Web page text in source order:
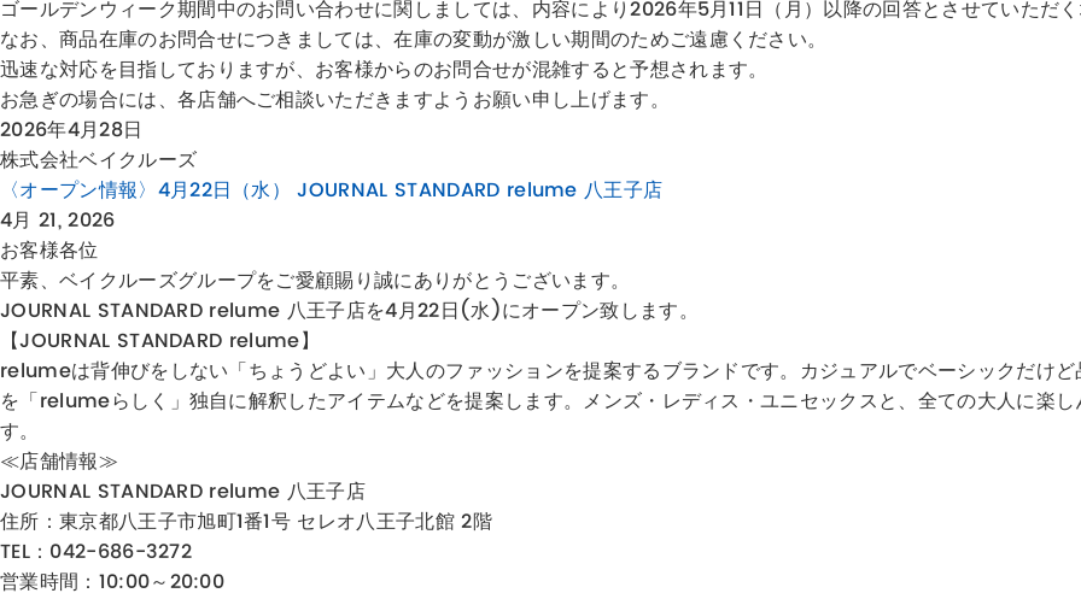
ゴールデンウィーク期間中のお問い合わせに関しましては、内容により2026年5月11日（月）以降の回答とさせていただく
なお、商品在庫のお問合せにつきましては、在庫の変動が激しい期間のためご遠慮ください。
迅速な対応を目指しておりますが、お客様からのお問合せが混雑すると予想されます。
お急ぎの場合には、各店舗へご相談いただきますようお願い申し上げます。
2026年4月28日
株式会社ベイクルーズ
〈オープン情報〉4月22日（水） JOURNAL STANDARD relume 八王子店
4月 21, 2026
お客様各位
平素、ベイクルーズグループをご愛顧賜り誠にありがとうございます。
JOURNAL STANDARD relume 八王子店を4月22日(水)にオープン致します。
【JOURNAL STANDARD relume】
relumeは背伸びをしない「ちょうどよい」大人のファッションを提案するブランドです。カジュアルでベーシックだけ
を「relumeらしく」独自に解釈したアイテムなどを提案します。メンズ・レディス・ユニセックスと、全ての大人に楽
す。
≪店舗情報≫
JOURNAL STANDARD relume 八王子店
住所： 東京都八王子市旭町1番1号 セレオ八王子北館 2階
TEL：042-686-3272
営業時間：10:00～20:00